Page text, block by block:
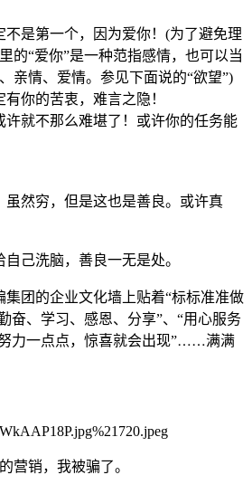
不是第一个，因为爱你！(为了避免理
的“爱你”是一种范指感情，也可以当
亲情、爱情。参见下面说的“欲望”)
你的苦衷，难言之隐！
许就不那么难堪了！或许你的任务能
虽然穷，但是这也是善良。或许真
己洗脑，善良一无是处。
集团的企业文化墙上贴着“标标准准做
奋、学习、感恩、分享”、“用心服务
力一点点，惊喜就会出现”……满满
营销，我被骗了。